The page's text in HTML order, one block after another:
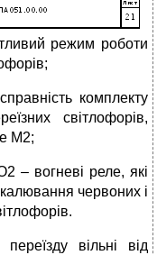
режим роботи
комплекту
світлофорів,
М2;
вогневі реле, які
червоних і
вільні від